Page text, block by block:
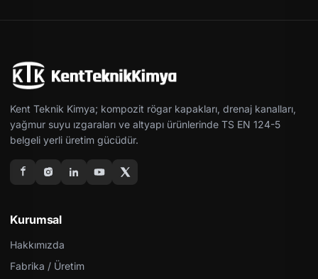
Kent Teknik Kimya; kompozit rögar kapakları, drenaj kanalları,
yağmur suyu ızgaraları ve altyapı ürünlerinde TS EN 124-5
belgeli yerli üretim gücüdür.
Kurumsal
Hakkımızda
Fabrika / Üretim